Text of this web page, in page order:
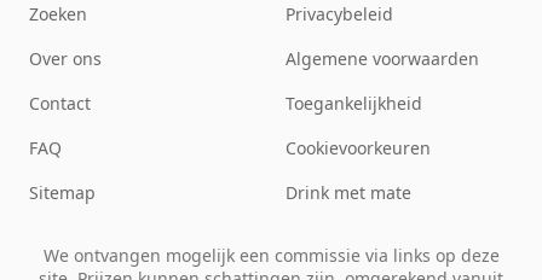
Zoeken
Over ons
Contact
FAQ
Sitemap
Privacybeleid
Algemene voorwaarden
Toegankelijkheid
Cookievoorkeuren
Drink met mate
We ontvangen mogelijk een commissie via links op deze